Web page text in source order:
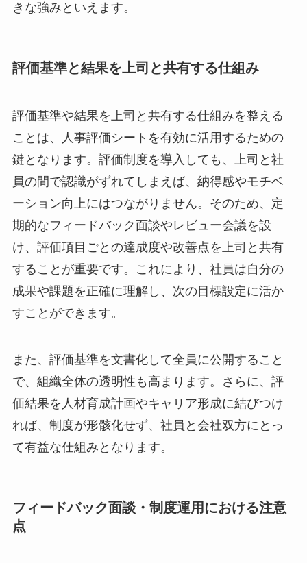
きな強みといえます。
評価基準と結果を上司と共有する仕組み
評価基準や結果を上司と共有する仕組みを整える
ことは、人事評価シートを有効に活用するための
鍵となります。評価制度を導入しても、上司と社
員の間で認識がずれてしまえば、納得感やモチベ
ーション向上にはつながりません。そのため、定
期的なフィードバック面談やレビュー会議を設
け、評価項目ごとの達成度や改善点を上司と共有
することが重要です。これにより、社員は自分の
成果や課題を正確に理解し、次の目標設定に活か
すことができます。
また、評価基準を文書化して全員に公開すること
で、組織全体の透明性も高まります。さらに、評
価結果を人材育成計画やキャリア形成に結びつけ
れば、制度が形骸化せず、社員と会社双方にとっ
て有益な仕組みとなります。
フィードバック面談・制度運用における注意
点